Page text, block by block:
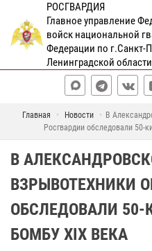
РОСГВАРДИЯ
Главное управление
войск национальной
Федерации по г.Санкт-
Ленинградской области
Главная Новости
В
Росгвардии обследовали 50-
В
ВЗРЫВОТЕХНИКИ
ОБСЛЕДОВАЛИ
БОМБУ XIX ВЕКА